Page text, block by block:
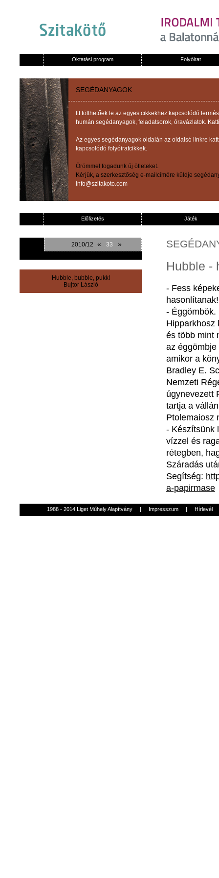
Oktatási program Folyóirat
SEGÉDANYAGOK
Itt tölthetőek le az egyes cikkekhez kapcsolódó
humán segédanyagok, feladatsorok, óravázlatok.
Az egyes segédanyagok oldalán az oldalsó linkre
kapcsolódó folyóiratcikkek.
Örömmel fogadunk új ötleteket.
Kérjük, a szerkesztőség e-mailcímére küldje
info@szitakoto.com
Előfizetés Játék
2010/12 « 33 »
Hubble, bubble, pukk!
Bujtor László
Hubble -
- Fess
- Éggömbök.
Hipparkhosz
és több mint
az
amikor a
Bradley E.
Nemzeti
úgynevezett
tartja a
Ptolemaiosz
- Készítsünk
vízzel és
rétegben,
Száradás
Segítség:
a-papirmase
1988 - 2014 Liget Műhely Alapítvány | Impresszum | Hírlevél